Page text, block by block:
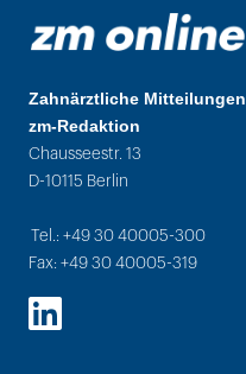
Zahnärztliche Mitteilungen
zm-Redaktion
Chausseestr. 13
D-10115 Berlin
Tel.: +49 30 40005-300
Fax: +49 30 40005-319
LinkedIn